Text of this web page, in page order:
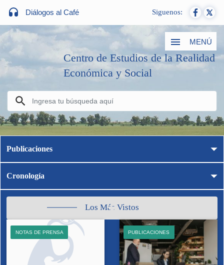
Diálogos al Café Siguenos:
MENÚ
Centro de Estudios de la Realidad
Económica y Social
Publicaciones
Cronología
Los Más Vistos
NOTAS DE PRENSA PUBLICACIONES